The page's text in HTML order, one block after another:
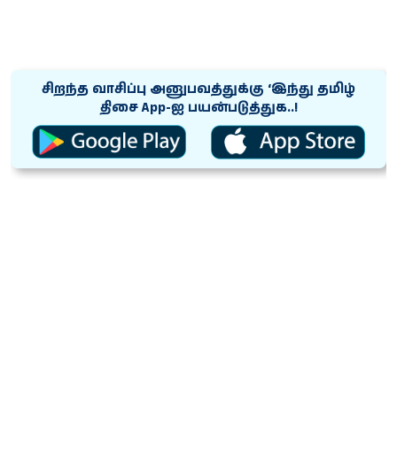
சிறந்த வாசிப்பு அனுபவத்துக்கு ‘இந்து தமிழ்
திசை App-ஐ பயன்படுத்துக..!